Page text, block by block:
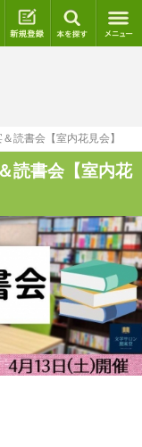
ログイン 新規登録
読書会【室内花見会】
読書会【室内花